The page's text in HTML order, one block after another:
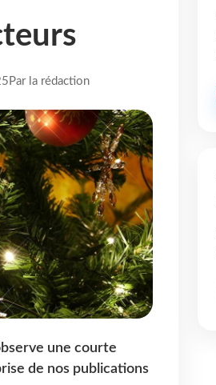
Par la rédaction
une courte
de nos publications